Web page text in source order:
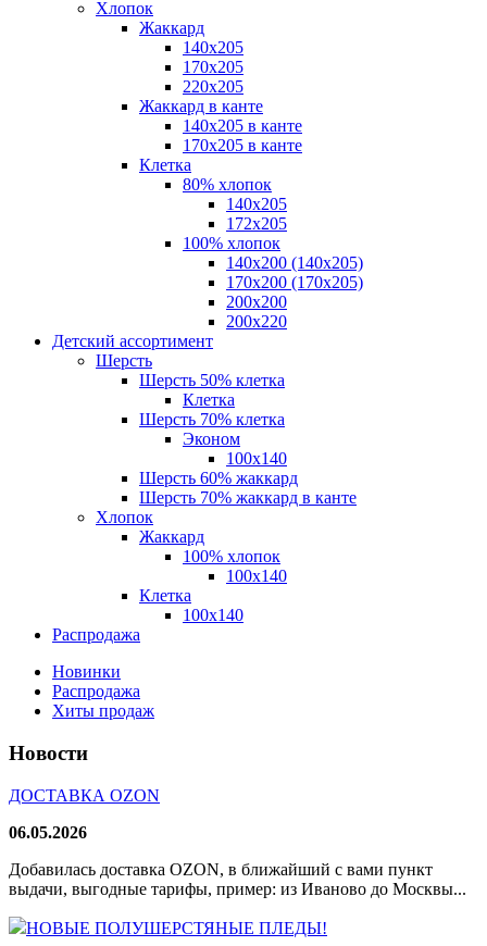
Хлопок
Жаккард
140x205
170х205
220х205
Жаккард в канте
140х205 в канте
170х205 в канте
Клетка
80% хлопок
140x205
172х205
100% хлопок
140x200 (140х205)
170x200 (170х205)
200х200
200х220
Детский ассортимент
Шерсть
Шерсть 50% клетка
Клетка
Шерсть 70% клетка
Эконом
100x140
Шерсть 60% жаккард
Шерсть 70% жаккард в канте
Хлопок
Жаккард
100% хлопок
100x140
Клетка
100х140
Распродажа
Новинки
Распродажа
Хиты продаж
Новости
ДОСТАВКА OZON
06.05.2026
Добавилась доставка OZON, в ближайший с вами пункт
выдачи, выгодные тарифы, пример: из Иваново до Москвы...
НОВЫЕ ПОЛУШЕРСТЯНЫЕ ПЛЕДЫ!